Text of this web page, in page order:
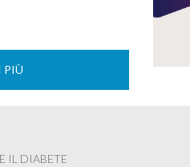
PIÙ
IL DIABETE